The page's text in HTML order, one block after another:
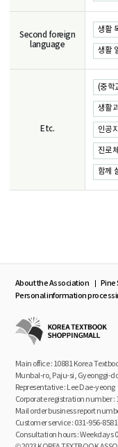
Second foreign
language
생활
생활
Etc.
(중학
생활
인공
진로
함께
About the Association Pine
Personal information
Main office : 10881 Korea
Munbal-ro, Paju-si, Gyeonggi-
Representative : Lee Dae-yeong
Corporate registration number :
Mail order business report
Customer service : 031-956-
Consultation hours : Weekdays